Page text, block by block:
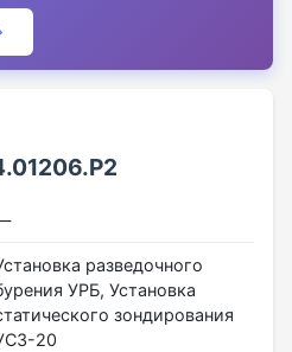
разведочного
УРБ, Установка
зондирования
20